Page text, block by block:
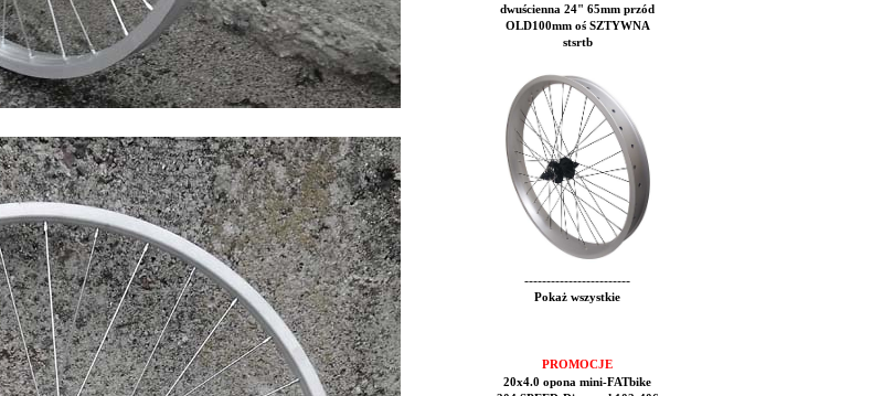
dwuścienna 24" 65mm przód
OLD100mm oś SZTYWNA
stsrtb
------------------------
Pokaż wszystkie
PROMOCJE
20x4.0 opona mini-FATbike